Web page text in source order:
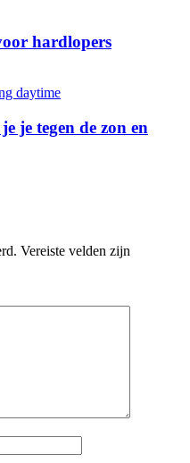
hardlopers
je tegen de zon en
Vereiste velden zijn